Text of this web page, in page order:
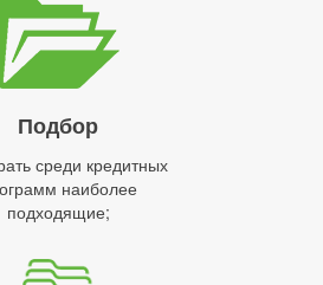
Подбор
среди кредитных
наиболее
подходящие;